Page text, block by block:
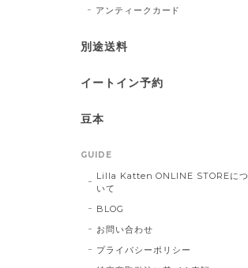
アンティークカード
別途送料
イートイン予約
豆本
GUIDE
Lilla Katten ONLINE STOREにつ
いて
BLOG
お問い合わせ
プライバシーポリシー